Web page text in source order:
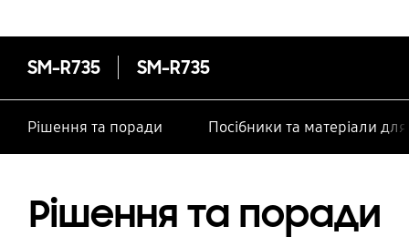
SM-R735 SM-R735
Рішення та поради Посібники та матеріали
Рішення та поради